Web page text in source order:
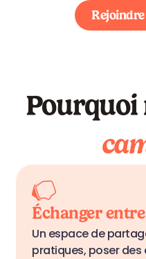
Pourquoi
Échanger
Un espace de
pratiques, poser des